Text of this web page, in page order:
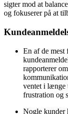
sigter mod at
og fokuserer på at
En af de mest
rapporterer
ventet i længe
frustration og
Nogle kunder